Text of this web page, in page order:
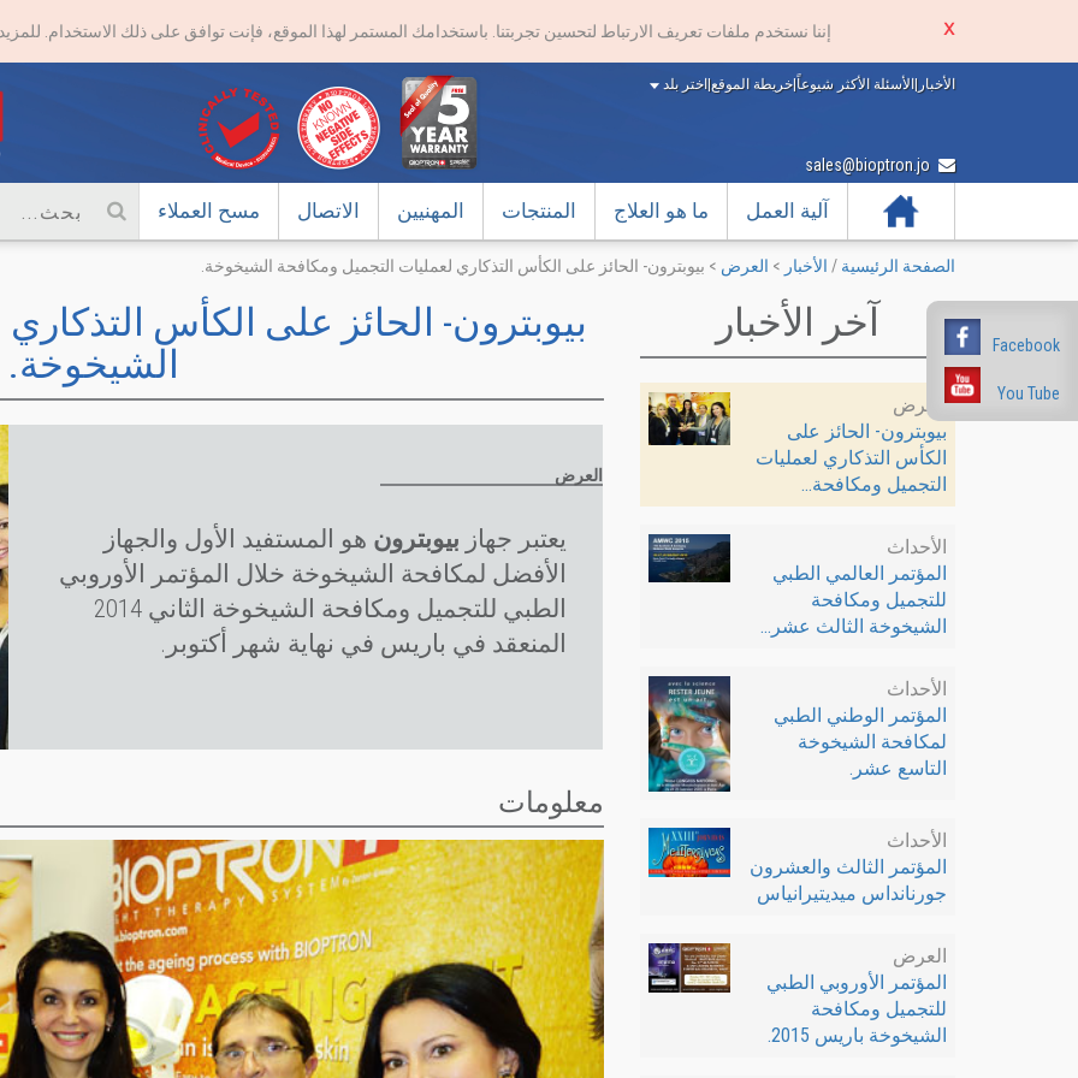
إننا نستخدم ملفات تعريف الارتباط لتحسين تجربتنا. باستخدامك المستمر لهذا الموقع، فإنت توافق على ذلك الاستخدام.
Facebook
You Tube
|خريطة الموقع|الأسئلة الأكثر شيوعاً| الأخبار اختر بلد
الرئيسية آلية العمل ما هو العلاج المنتجات المهنيين الاتصال مسح العملاء
الصفحة الرئيسية / الأخبار > العرض > بيوبترون- الحائز على الكأس التذكاري لعمليات التجميل ومكافحة الشيخوخة.
بيوبترون- الحائز على الكأس
الشيخوخة.
العرض
يعتبر جهاز بيوبترون هو المستفيد الأول والجهاز
الأفضل لمكافحة الشيخوخة خلال المؤتمر الأوروبي
الطبي للتجميل ومكافحة الشيخوخة الثاني 2014
المنعقد في باريس في نهاية شهر أكتوبر.
معلومات
آخر الأخبار
العرض
بيوبترون- الحائز على
الكأس التذكاري لعمليات
التجميل ومكافحة...
الأحداث
المؤتمر العالمي الطبي
للتجميل ومكافحة
الشيخوخة الثالث عشر...
الأحداث
المؤتمر الوطني الطبي
لمكافحة الشيخوخة
التاسع عشر.
الأحداث
المؤتمر الثالث والعشرون
جورنانداس ميديتيرانياس
العرض
المؤتمر الأوروبي الطبي
للتجميل ومكافحة
الشيخوخة باريس 2015.